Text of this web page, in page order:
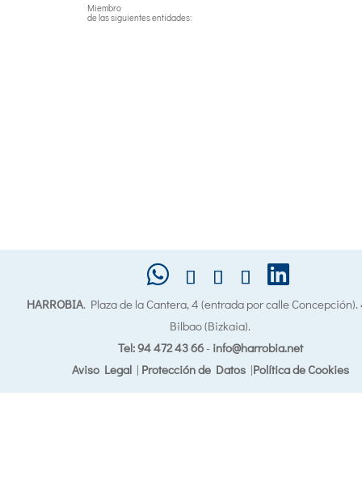
Miembro
de las siguientes entidades:
HARROBIA. Plaza de la Cantera, 4 (entrada por calle
Bilbao (Bizkaia).
Tel: 94 472 43 66- info@harrobia.net
Aviso Legal| Protección de Datos|Política de Cookies